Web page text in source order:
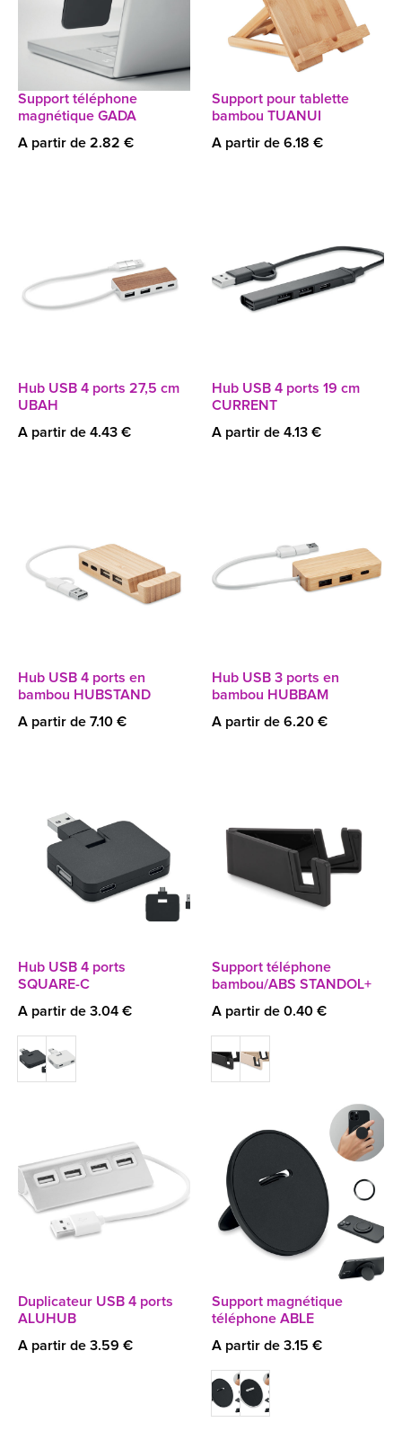
Support téléphone
magnétique GADA
A partir de 2.82 €
Support pour tablette
bambou TUANUI
A partir de 6.18 €
Hub USB 4 ports 27,5 cm
UBAH
A partir de 4.43 €
Hub USB 4 ports 19 cm
CURRENT
A partir de 4.13 €
Hub USB 4 ports en
bambou HUBSTAND
A partir de 7.10 €
Hub USB 3 ports en
bambou HUBBAM
A partir de 6.20 €
Hub USB 4 ports
SQUARE-C
A partir de 3.04 €
Support téléphone
bambou/ABS STANDOL+
A partir de 0.40 €
Duplicateur USB 4 ports
ALUHUB
A partir de 3.59 €
Support magnétique
téléphone ABLE
A partir de 3.15 €